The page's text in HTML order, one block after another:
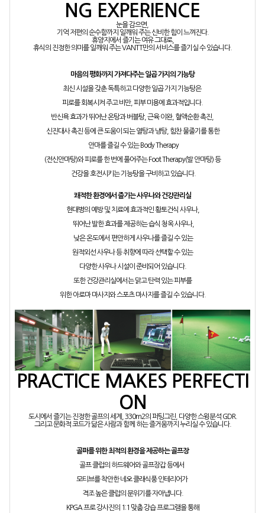
NG EXPERIENCE
눈을 감으면,
기억 저편의 순수함까지 일깨워 주는 신비한 힘이 느껴진다.
휴양지에서 즐기는 여유 그대로,
휴식의 진정한 의미를 일깨워 주는 VANTT만의 서비스를 즐기실 수 있습니다.
마음의 평화까지 가져다주는 일곱 가지의 기능탕
최신 시설을 갖춘 독특하고 다양한 일곱 가지 기능탕은
피로를 회복시켜 주고 비만, 피부 미용에 효과적입니다.
반신욕 효과가 뛰어난 온탕과 버블탕, 근육 이완, 혈액순환 촉진,
신진대사 촉진 등에 큰 도움이 되는 열탕과 냉탕, 힘찬 물줄기를 통한
안마를 즐길 수 있는 Body Therapy
(전신안마탕)와 피로를 한 번에 풀어주는 Foot Therapy(발 안마탕) 등
건강을 호전시키는 기능탕을 구비하고 있습니다.
쾌적한 환경에서 즐기는 사우나와 건강관리실
현대병의 예방 및 치료에 효과적인 황토건식 사우나,
뛰어난 발한 효과를 제공하는 습식 청옥 사우나,
낮은 온도에서 편안하게 사우나를 즐길 수 있는
원적외선 사우나 등 취향에 따라 선택할 수 있는
다양한 사우나 시설이 준비되어 있습니다.
또한 건강관리실에서는 맑고 탄력 있는 피부를
위한 아로마 마사지와 스포츠 마사지를 즐길 수 있습니다.
PRACTICE MAKES PERFECTI
ON
도시에서 즐기는 진정한 골프의 세계, 330m2의 퍼팅그린, 다양한 스윙분석 GDR.
그리고 문화적 코드가 닮은 사람과 함께 하는 즐거움까지 누리실 수 있습니다.
골퍼를 위한 최적의 환경을 제공하는 골프장
골프 클럽의 하드웨어와 골프장갑 등에서
모티브를 착안한 네오 클래식풍 인테리어가
격조 높은 클럽의 분위기를 자아냅니다.
KPGA 프로 강사진의 1:1 맞춤 강습 프로그램을 통해